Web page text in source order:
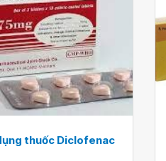
thuốc Diclofenac